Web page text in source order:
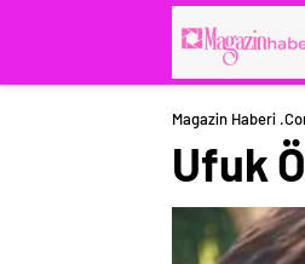
Magazin Haberi
Ufuk